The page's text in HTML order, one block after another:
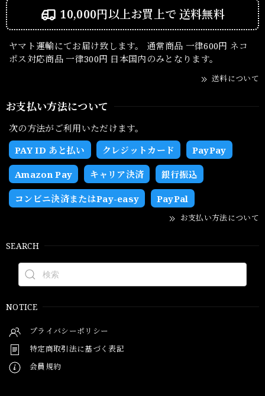
10,000円以上お買上で送料無料
ヤマト運輸にてお届け致します。 通常商品 一律600円 ネコ
ポス対応商品 一律300円 日本国内のみとなります。
送料について
お支払い方法について
次の方法がご利用いただけます。
PAY ID あと払い
クレジットカード PayPay
Amazon Pay キャリア決済 銀行振込
コンビニ決済またはPay-easy PayPal
お支払い方法について
SEARCH
NOTICE
プライバシーポリシー
特定商取引法に基づく表記
会員規約